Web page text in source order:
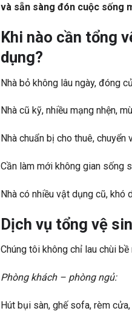
và sẵn sàng đón cuộc sống
Khi nào cần tổng
dụng?
Nhà bỏ không lâu ngày, đóng
Nhà cũ kỹ, nhiều mạng nhện,
Nhà chuẩn bị cho thuê, chuyển
Cần làm mới không gian sống
Nhà có nhiều vật dụng cũ, khó
Dịch vụ tổng vệ
Chúng tôi không chỉ lau chùi
Phòng khách – phòng ngủ:
Hút bụi sàn, ghế sofa, rèm